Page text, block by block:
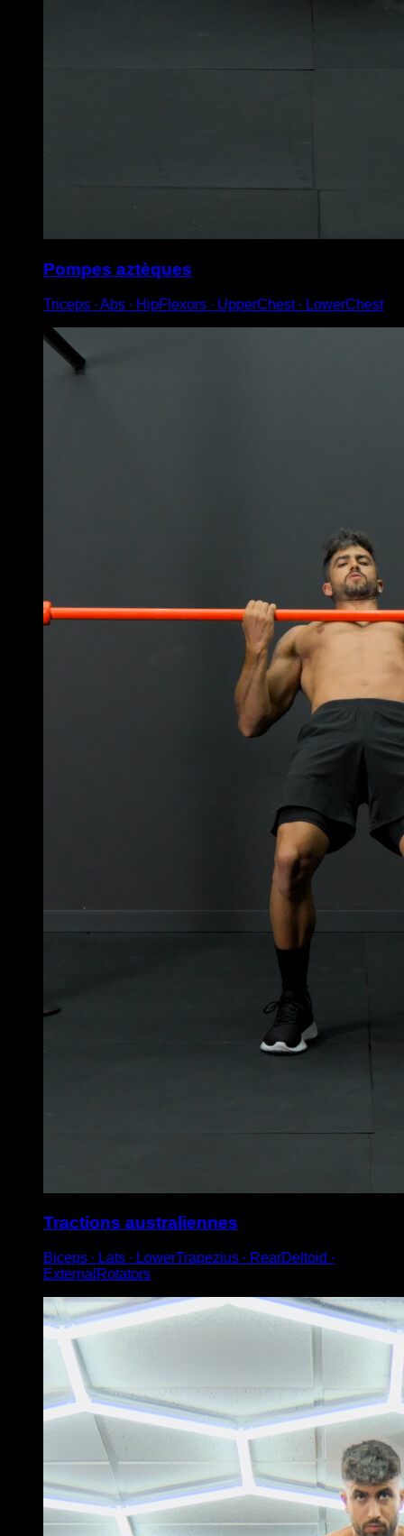
Pompes aztèques
Triceps ∙ Abs ∙ HipFlexors ∙ UpperChest ∙ LowerChest
Tractions australiennes
Biceps ∙ Lats ∙ LowerTrapezius ∙ RearDeltoid ∙
ExternalRotators